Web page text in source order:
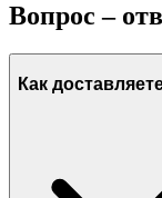
Вопрос –
Как